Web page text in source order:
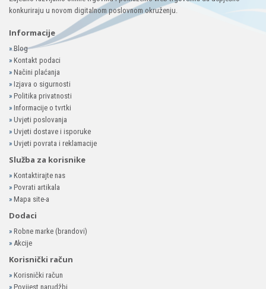
konkuriraju u novom digitalnom poslovnom okruženju.
Informacije
»Blog
» Kontakt podaci
» Načini plaćanja
» Izjava o sigurnosti
» Politika privatnosti
» Informacije o tvrtki
» Uvjeti poslovanja
» Uvjeti dostave i isporuke
» Uvjeti povrata i reklamacije
Služba za korisnike
» Kontaktirajte nas
» Povrati artikala
» Mapa site-a
Dodaci
» Robne marke (brandovi)
» Akcije
Korisnički račun
» Korisnički račun
» Povijest narudžbi